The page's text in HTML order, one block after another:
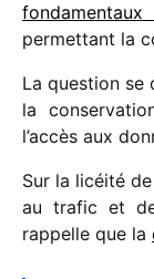
permet­tant la
La ques­tion se
la
l’accès aux
Sur la licéité
au trafic et
rappelle que la